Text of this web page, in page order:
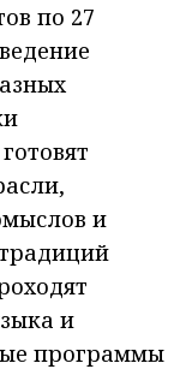
по 27
и
и
программы